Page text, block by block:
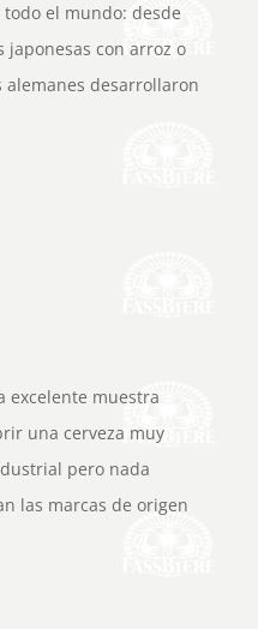
el mundo: desde
japonesas con arroz o
desarrollaron
excelente muestra
una cerveza muy
pero nada
las marcas de origen